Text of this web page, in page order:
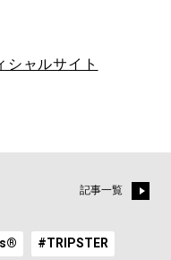
シャルサイト
記事一覧
#TRIPSTER